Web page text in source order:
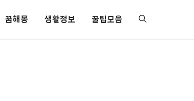
꿈해몽 생활정보 꿀팁모음